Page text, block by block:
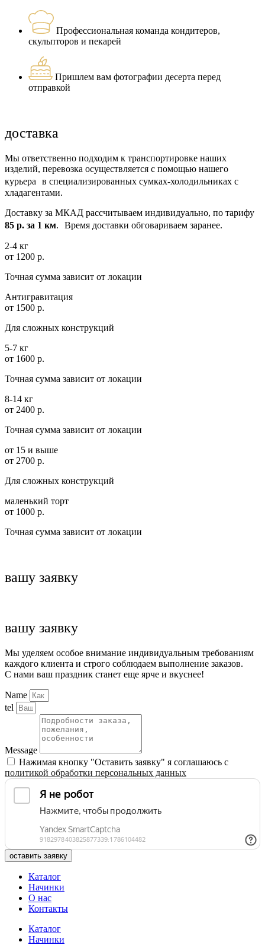
Профессиональная команда кондитеров,
скульпторов и пекарей
Пришлем вам фотографии десерта перед
отправкой
доставка
Мы ответственно подходим к транспортировке наших
изделий, перевозка осуществляется с помощью нашего
курьера в специализированных сумках-холодильниках с
хладагентами.
Доставку за МКАД рассчитываем индивидуально, по тарифу
85 р. за 1 км. Время доставки обговариваем заранее.
2-4 кг
от 1200 р.
Точная сумма зависит от локации
Антигравитация
от 1500 р.
Для сложных конструкций
5-7 кг
от 1600 р.
Точная сумма зависит от локации
8-14 кг
от 2400 р.
Точная сумма зависит от локации
от 15 и выше
от 2700 р.
Для сложных конструкций
маленький торт
от 1000 р.
Точная сумма зависит от локации
вашу заявку
вашу заявку
Мы уделяем особое внимание индивидуальным требованиям
каждого клиента и строго соблюдаем выполнение заказов.
С нами ваш праздник станет еще ярче и вкуснее!
Name
tel
Message
Нажимая кнопку "Оставить заявку" я соглашаюсь с
политикой обработки персональных данных
оставить заявку
Каталог
Начинки
О нас
Контакты
Каталог
Начинки